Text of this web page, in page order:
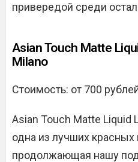
привередой среди
Asian Touch Matte
Milano
Стоимость: от 700
Asian Touch Matte Liquid
одна из лучших
продолжающая нашу